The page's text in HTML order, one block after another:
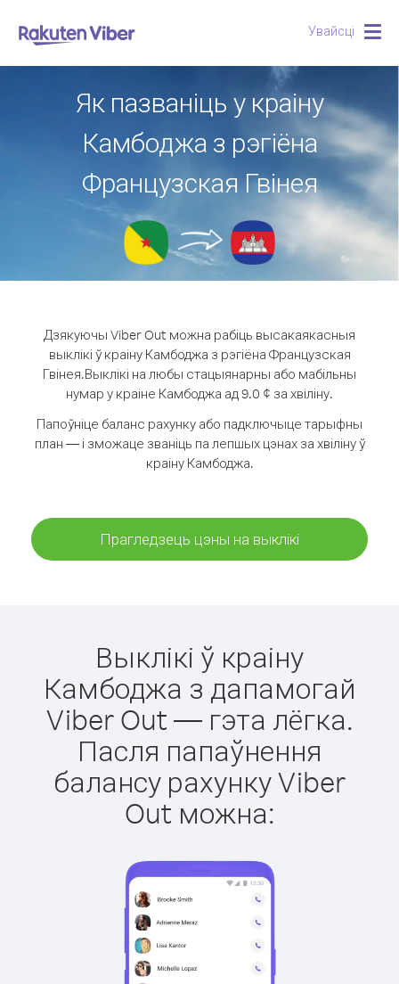
Увайсці
Як пазваніць у краіну
Камбоджа з рэгіёна
Французская Гвінея
Дзякуючы Viber Out можна рабіць высакаякасныя
выклікі ў краіну Камбоджа з рэгіёна Французская
Гвінея.Выклікі на любы стацыянарны або мабільны
нумар у краіне Камбоджа ад 9.0 ¢ за хвіліну.
Папоўніце баланс рахунку або падключыце тарыфны
план — і зможаце званіць па лепшых цэнах за хвіліну ў
краіну Камбоджа.
Прагледзець цэны на выклікі
Выклікі ў краіну
Камбоджа з дапамогай
Viber Out — гэта лёгка.
Пасля папаўнення
балансу рахунку Viber
Out можна: